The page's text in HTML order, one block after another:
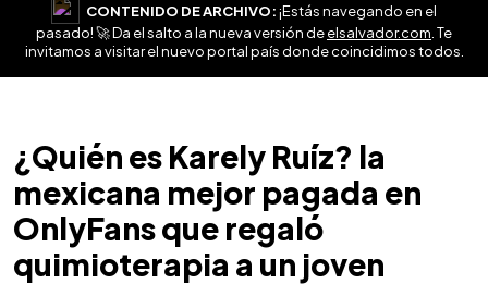
CONTENIDO DE ARCHIVO:¡Estás navegando en el
pasado! 🚀 Da el salto a la nueva versión deelsalvador.com . Te
invitamos a visitar el nuevo portal país donde coincidimos todos.
¿Quién es Karely Ruíz? la
mexicana mejor pagada en
OnlyFans que regaló
quimioterapia a un joven